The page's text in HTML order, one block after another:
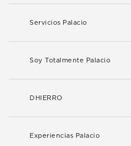
Servicios Palacio
Soy Totalmente Palacio
DHIERRO
Experiencias Palacio